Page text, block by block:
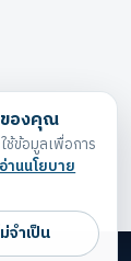
ของคุณ
ช้ข้อมูลเพื่อการ
อ่านนโยบาย
จำเป็น